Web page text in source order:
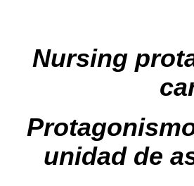
Nursing
unidad de